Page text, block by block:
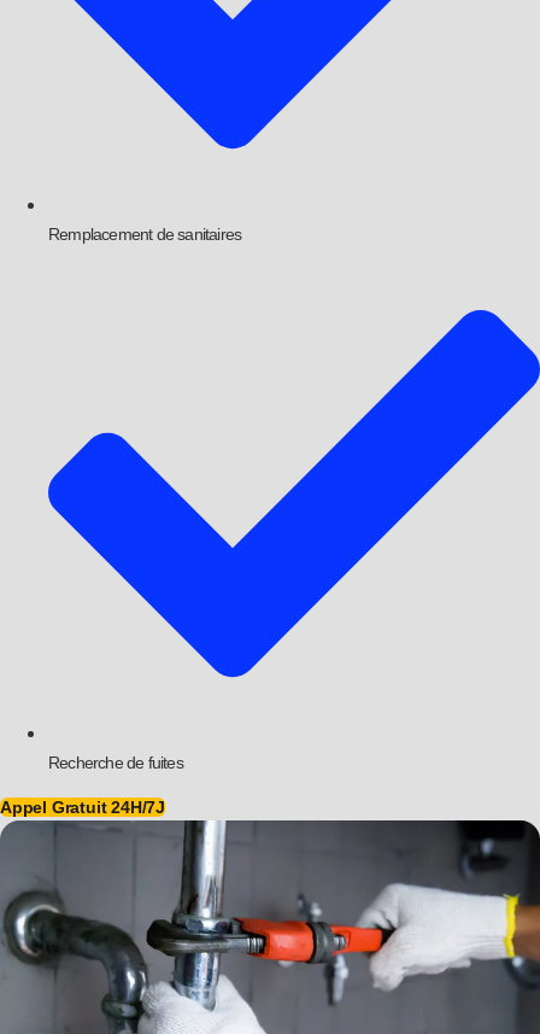
Remplacement de sanitaires
Recherche de fuites
Appel Gratuit 24H/7J